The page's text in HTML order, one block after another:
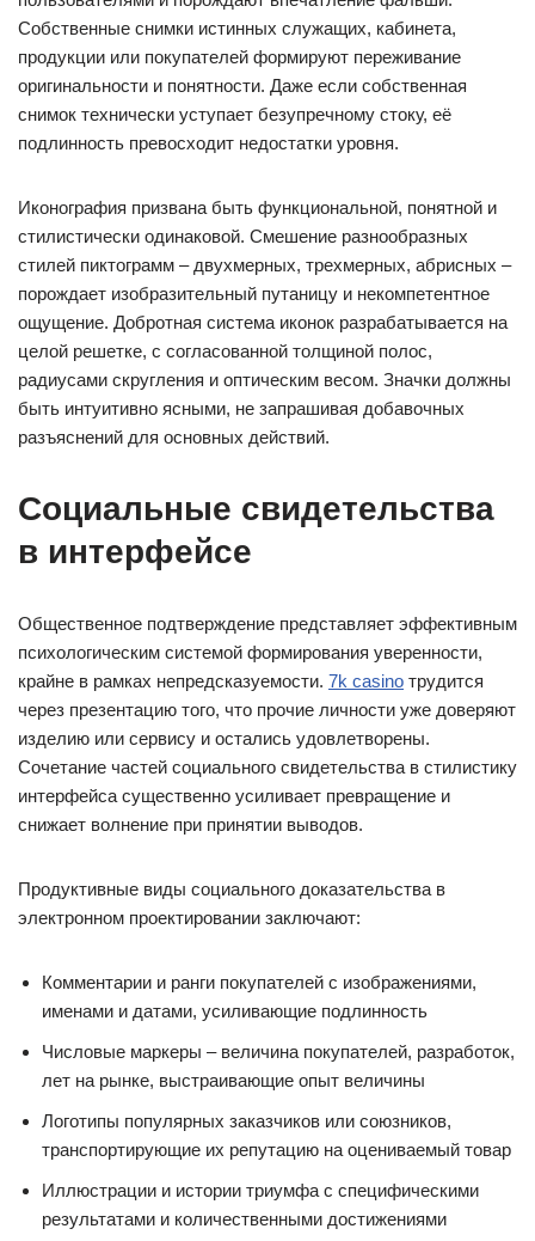
Собственные снимки истинных служащих, кабинета,
продукции или покупателей формируют переживание
оригинальности и понятности. Даже если собственная
снимок технически уступает безупречному стоку, её
подлинность превосходит недостатки уровня.
Иконография призвана быть функциональной, понятной и
стилистически одинаковой. Смешение разнообразных
стилей пиктограмм – двухмерных, трехмерных, абрисных –
порождает изобразительный путаницу и некомпетентное
ощущение. Добротная система иконок разрабатывается на
целой решетке, с согласованной толщиной полос,
радиусами скругления и оптическим весом. Значки должны
быть интуитивно ясными, не запрашивая добавочных
разъяснений для основных действий.
Социальные свидетельства
в интерфейсе
Общественное подтверждение представляет эффективным
психологическим системой формирования уверенности,
крайне в рамках непредсказуемости. 7k casino трудится
через презентацию того, что прочие личности уже доверяют
изделию или сервису и остались удовлетворены.
Сочетание частей социального свидетельства в стилистику
интерфейса существенно усиливает превращение и
снижает волнение при принятии выводов.
Продуктивные виды социального доказательства в
электронном проектировании заключают:
Комментарии и ранги покупателей с изображениями,
именами и датами, усиливающие подлинность
Числовые маркеры – величина покупателей, разработок,
лет на рынке, выстраивающие опыт величины
Логотипы популярных заказчиков или союзников,
транспортирующие их репутацию на оцениваемый товар
Иллюстрации и истории триумфа с специфическими
результатами и количественными достижениями